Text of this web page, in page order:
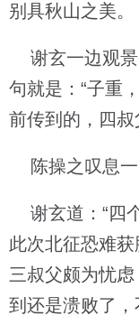
别具秋山之美。
谢玄一边观景
句就是：“子重
前传到的，四
陈操之叹息一
谢玄道：“四
此次北征恐难
三叔父颇为忧
到还是溃败了